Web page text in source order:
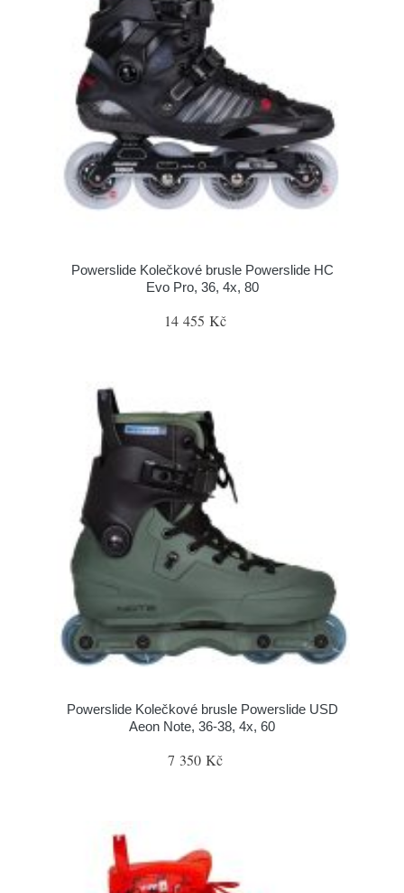
Powerslide Kolečkové brusle Powerslide HC
Evo Pro, 36, 4x, 80
14 455 Kč
Powerslide Kolečkové brusle Powerslide USD
Aeon Note, 36-38, 4x, 60
7 350 Kč